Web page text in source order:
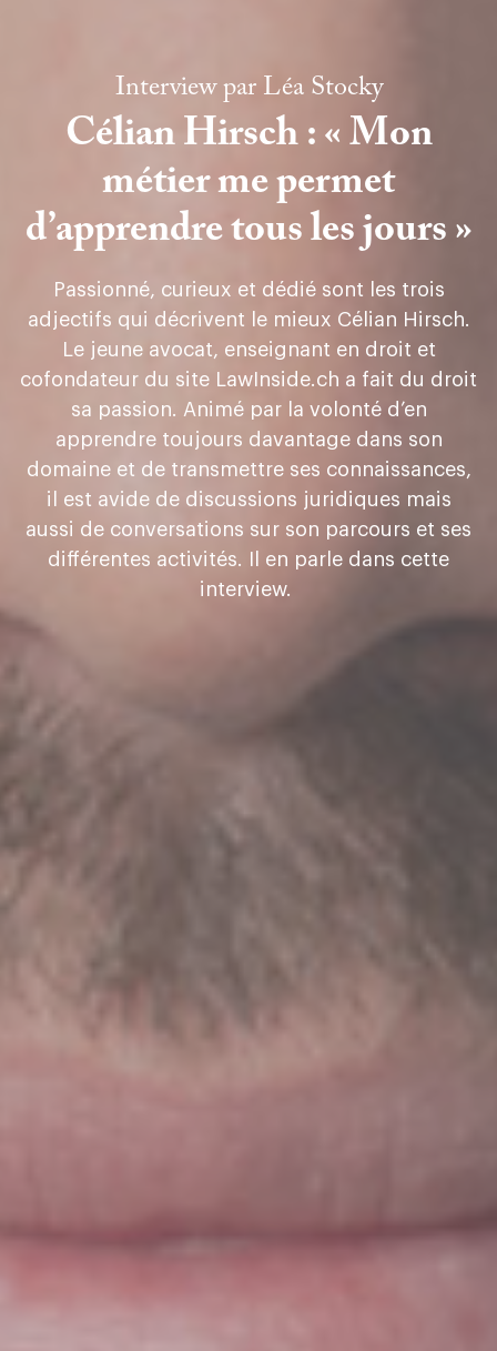
Interview par Léa Stocky
Célian Hirsch : « Mon
métier me permet
d’apprendre tous les jours »
Passionné, curieux et dédié sont les trois
adjectifs qui décrivent le mieux Célian Hirsch.
Le jeune avocat, enseignant en droit et
cofondateur du site LawInside.ch a fait du droit
sa passion. Animé par la volonté d’en
apprendre toujours davantage dans son
domaine et de transmettre ses connaissances,
il est avide de discussions juridiques mais
aussi de conversations sur son parcours et ses
différentes activités. Il en parle dans cette
interview.